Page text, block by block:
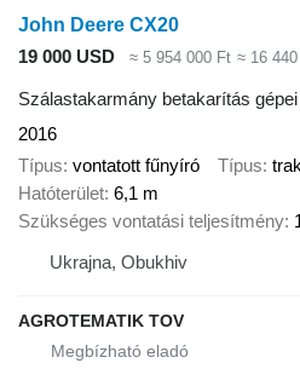
John Deere CX20
19 000 USD
≈ 5 954 000 Ft ≈ 16
Szálastakarmány betakarítás
2016
Típus vontatott fűnyíró Típus
Hatóterület 6,1 m
Szükséges vontatási teljesítmény
Ukrajna, Obukhiv
AGROTEMATIK TOV